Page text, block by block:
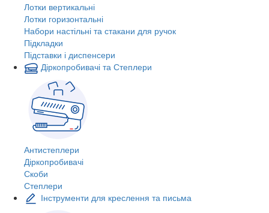
Лотки вертикальні
Лотки горизонтальні
Набори настільні та стакани для ручок
Підкладки
Підставки і диспенсери
Діркопробивачі та Степлери
Антистеплери
Діркопробивачі
Скоби
Степлери
Інструменти для креслення та письма